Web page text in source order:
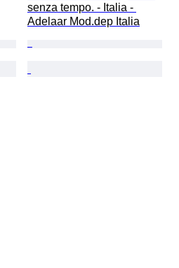
senza tempo. - Italia -
Adelaar Mod.dep Italia